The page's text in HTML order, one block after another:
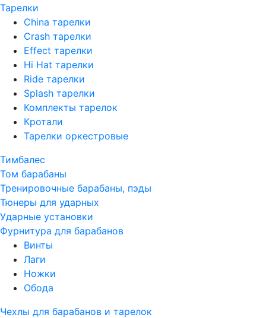
Тарелки
China тарелки
Crash тарелки
Effect тарелки
Hi Hat тарелки
Ride тарелки
Splash тарелки
Комплекты тарелок
Кротали
Тарелки оркестровые
Тимбалес
Том барабаны
Тренировочные барабаны, пэды
Тюнеры для ударных
Ударные установки
Фурнитура для барабанов
Винты
Лаги
Ножки
Обода
Чехлы для барабанов и тарелок